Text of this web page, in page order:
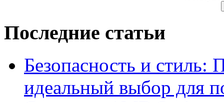
Последние статьи
Безопасность и
идеальный выбор для